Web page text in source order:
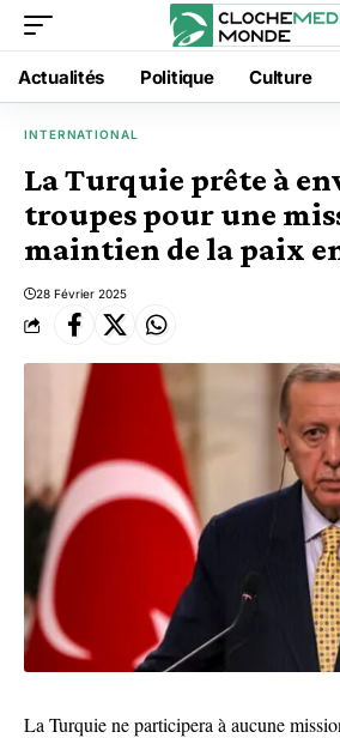
Actualités Politique Culture
INTERNATIONAL
La Turquie prête à
troupes pour une
maintien de la paix
28 Février 2025
La Turquie ne participera à aucune